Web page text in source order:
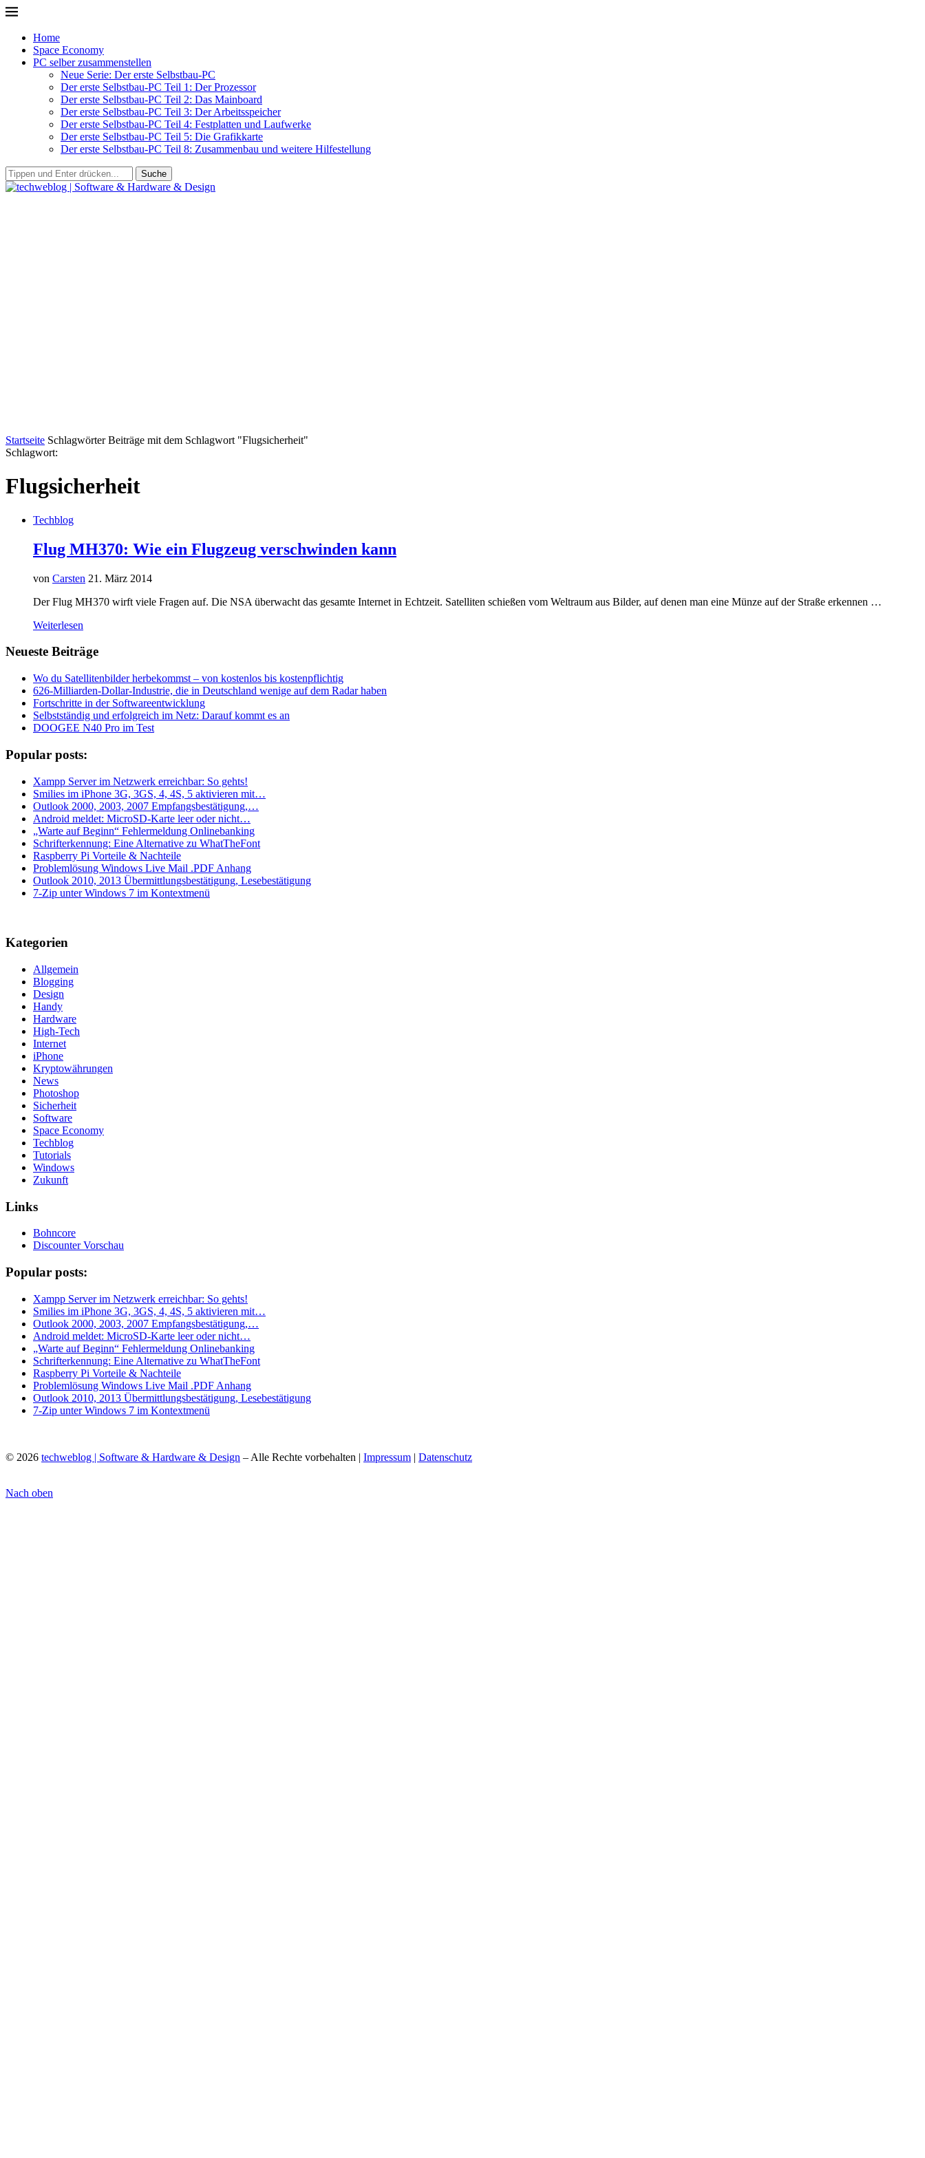
Home
Space Economy
PC selber zusammenstellen
Neue Serie: Der erste Selbstbau-PC
Der erste Selbstbau-PC Teil 1: Der Prozessor
Der erste Selbstbau-PC Teil 2: Das Mainboard
Der erste Selbstbau-PC Teil 3: Der Arbeitsspeicher
Der erste Selbstbau-PC Teil 4: Festplatten und Laufwerke
Der erste Selbstbau-PC Teil 5: Die Grafikkarte
Der erste Selbstbau-PC Teil 8: Zusammenbau und weitere Hilfestellung
Suche
Startseite Schlagwörter Beiträge mit dem Schlagwort "Flugsicherheit"
Schlagwort:
Flugsicherheit
Techblog
Flug MH370: Wie ein Flugzeug verschwinden kann
von Carsten 21. März 2014
Der Flug MH370 wirft viele Fragen auf. Die NSA überwacht das gesamte Internet in Echtzeit. Satelliten schießen vom Weltraum aus Bilder, auf denen man eine Münze auf der Straße erkennen …
Weiterlesen
Neueste Beiträge
Wo du Satellitenbilder herbekommst – von kostenlos bis kostenpflichtig
626-Milliarden-Dollar-Industrie, die in Deutschland wenige auf dem Radar haben
Fortschritte in der Softwareentwicklung
Selbstständig und erfolgreich im Netz: Darauf kommt es an
DOOGEE N40 Pro im Test
Popular posts:
Xampp Server im Netzwerk erreichbar: So gehts!
Smilies im iPhone 3G, 3GS, 4, 4S, 5 aktivieren mit…
Outlook 2000, 2003, 2007 Empfangsbestätigung,…
Android meldet: MicroSD-Karte leer oder nicht…
„Warte auf Beginn“ Fehlermeldung Onlinebanking
Schrifterkennung: Eine Alternative zu WhatTheFont
Raspberry Pi Vorteile & Nachteile
Problemlösung Windows Live Mail .PDF Anhang
Outlook 2010, 2013 Übermittlungsbestätigung, Lesebestätigung
7-Zip unter Windows 7 im Kontextmenü
Kategorien
Allgemein
Blogging
Design
Handy
Hardware
High-Tech
Internet
iPhone
Kryptowährungen
News
Photoshop
Sicherheit
Software
Space Economy
Techblog
Tutorials
Windows
Zukunft
Links
Bohncore
Discounter Vorschau
Popular posts:
Xampp Server im Netzwerk erreichbar: So gehts!
Smilies im iPhone 3G, 3GS, 4, 4S, 5 aktivieren mit…
Outlook 2000, 2003, 2007 Empfangsbestätigung,…
Android meldet: MicroSD-Karte leer oder nicht…
„Warte auf Beginn“ Fehlermeldung Onlinebanking
Schrifterkennung: Eine Alternative zu WhatTheFont
Raspberry Pi Vorteile & Nachteile
Problemlösung Windows Live Mail .PDF Anhang
Outlook 2010, 2013 Übermittlungsbestätigung, Lesebestätigung
7-Zip unter Windows 7 im Kontextmenü
© 2026 techweblog | Software & Hardware & Design – Alle Rechte vorbehalten | Impressum | Datenschutz
Nach oben